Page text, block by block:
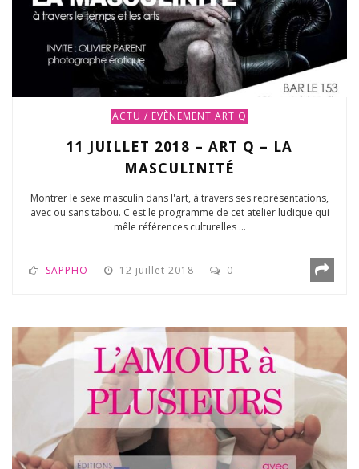
ACTU / EVÈNEMENT ART Q
11 JUILLET 2018 – ART Q – LA
MASCULINITÉ
Montrer le sexe masculin dans l'art, à travers ses représentations,
avec ou sans tabou. C'est le programme de cet atelier ludique qui
mêle références culturelles ...
SAPPHO 12 juillet 2018 0